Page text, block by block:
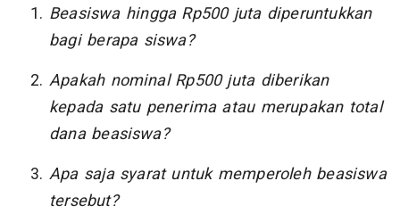
Beasiswa hingga Rp500 juta diperuntukkan
bagi berapa siswa?
Apakah nominal Rp500 juta diberikan
kepada satu penerima atau merupakan total
dana beasiswa?
Apa saja syarat untuk memperoleh beasiswa
tersebut?